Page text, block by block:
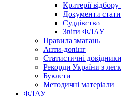
Критерії
Документи
Суддівство
Звіти ФЛАУ
Правила змагань
Анти-допінг
Статистичні довідники
Рекорди України з
Буклети
Методичні матеріали
ФЛАУ